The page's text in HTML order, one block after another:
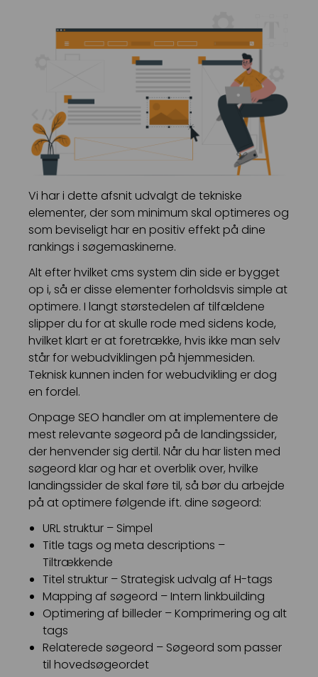
Vi har i dette afsnit udvalgt de tekniske
elementer, der som minimum skal optimeres og
som beviseligt har en positiv effekt på dine
rankings i søgemaskinerne.
Alt efter hvilket cms system din side er bygget
op i, så er disse elementer forholdsvis simple at
optimere. I langt størstedelen af tilfældene
slipper du for at skulle rode med sidens kode,
hvilket klart er at foretrække, hvis ikke man selv
står for webudviklingen på hjemmesiden.
Teknisk kunnen inden for webudvikling er dog
en fordel.
Onpage SEO handler om at implementere de
mest relevante søgeord på de landingssider,
der henvender sig dertil. Når du har listen med
søgeord klar og har et overblik over, hvilke
landingssider de skal føre til, så bør du arbejde
på at optimere følgende ift. dine søgeord:
URL struktur – Simpel
Title tags og meta descriptions –
Tiltrækkende
Titel struktur – Strategisk udvalg af H-tags
Mapping af søgeord – Intern linkbuilding
Optimering af billeder – Komprimering og alt
tags
Relaterede søgeord – Søgeord som passer
til hovedsøgeordet